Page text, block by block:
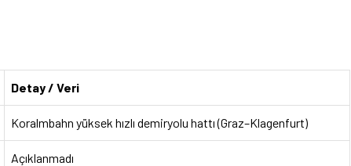
Detay / Veri
Koralmbahn yüksek hızlı demiryolu hattı (Graz–Klagenfurt)
Açıklanmadı